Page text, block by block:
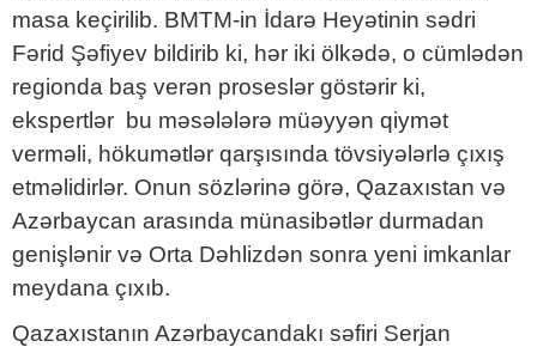
masa keçirilib. BMTM-in İdarə Heyətinin sədri
Fərid Şəfiyev bildirib ki, hər iki ölkədə, o cümlədən
regionda baş verən proseslər göstərir ki,
ekspertlər bu məsələlərə müəyyən qiymət
verməli, hökumətlər qarşısında tövsiyələrlə çıxış
etməlidirlər. Onun sözlərinə görə, Qazaxıstan və
Azərbaycan arasında münasibətlər durmadan
genişlənir və Orta Dəhlizdən sonra yeni imkanlar
meydana çıxıb.
Qazaxıstanın Azərbaycandakı səfiri Serjan